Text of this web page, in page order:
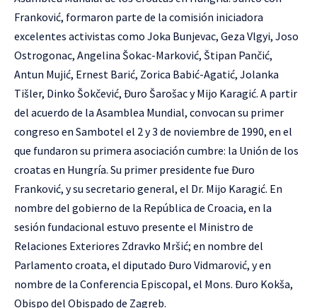
Franković, formaron parte de la comisión iniciadora
excelentes activistas como Joka Bunjevac, Geza Vlgyi, Joso
Ostrogonac, Angelina Šokac-Marković, Štipan Pančić,
Antun Mujić, Ernest Barić, Zorica Babić-Agatić, Jolanka
Tišler, Dinko Šokčević, Đuro Šarošac y Mijo Karagić. A partir
del acuerdo de la Asamblea Mundial, convocan su primer
congreso en Sambotel el 2 y 3 de noviembre de 1990, en el
que fundaron su primera asociación cumbre: la Unión de los
croatas en Hungría. Su primer presidente fue Đuro
Franković, y su secretario general, el Dr. Mijo Karagić. En
nombre del gobierno de la República de Croacia, en la
sesión fundacional estuvo presente el Ministro de
Relaciones Exteriores Zdravko Mršić; en nombre del
Parlamento croata, el diputado Đuro Vidmarović, y en
nombre de la Conferencia Episcopal, el Mons. Đuro Kokša,
Obispo del Obispado de Zagreb.